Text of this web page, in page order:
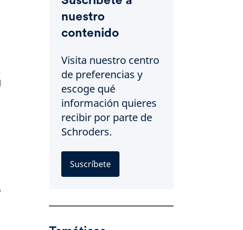
nuestro
contenido
Visita nuestro centro
de preferencias y
escoge qué
información quieres
recibir por parte de
Schroders.
Suscríbete